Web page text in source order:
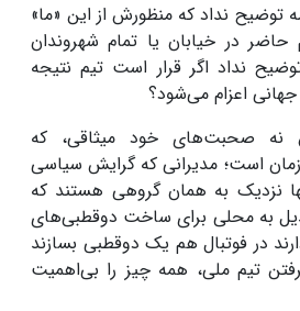
توضیح نداد که منظورش از این «ما»
در خیابان یا تمام شهروندان
نداد اگر قرار است تیم نتیجه
جهانی اعزام می‌شود؟
صحبت‌های خود میثاقی، که
است؛ مدیرانی که گرایش سیاسی
نزدیک به همان گروهی هستند که
به محلی برای ساخت دوقطبی‌های
در فوتبال هم یک دوقطبی بسازند
تیم ملی، همه چیز را بی‌اهمیت